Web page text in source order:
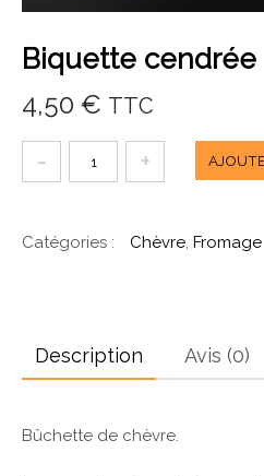
Biquette cendrée
4,50 € TTC
quantité
de
cendrée
Catégories : Chèvre, Fromage
Description Avis (0)
Bûchette de chèvre.